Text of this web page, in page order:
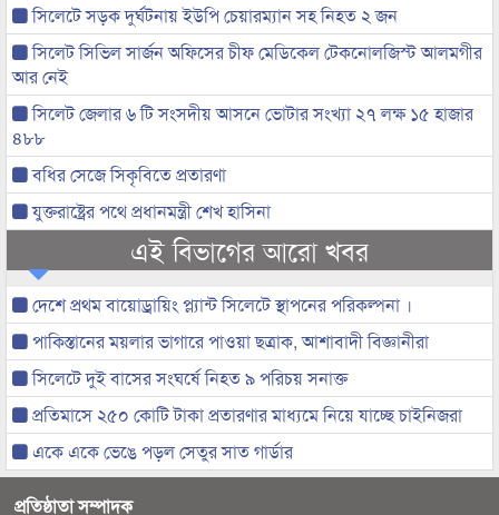
সিলেটে সড়ক দুর্ঘটনায় ইউপি চেয়ারম্যান সহ নিহত ২ জন
সিলেট সিভিল সার্জন অফিসের চীফ মেডিকেল টেকনোলজিস্ট আলমগীর
আর নেই
সিলেট জেলার ৬ টি সংসদীয় আসনে ভোটার সংখ্যা ২৭ লক্ষ ১৫ হাজার
৪৮৮
বধির সেজে সিকৃবিতে প্রতারণা
যুক্তরাষ্ট্রের পথে প্রধানমন্ত্রী শেখ হাসিনা
এই বিভাগের আরো খবর
দেশে প্রথম বায়োড্রায়িং প্ল্যান্ট সিলেটে স্থাপনের পরিকল্পনা ।
পাকিস্তানের ময়লার ভাগারে পাওয়া ছত্রাক, আশাবাদী বিজ্ঞানীরা
সিলেটে দুই বাসের সংঘর্ষে নিহত ৯ পরিচয় সনাক্ত
প্রতিমাসে ২৫০ কোটি টাকা প্রতারণার মাধ্যমে নিয়ে যাচ্ছে চাইনিজরা
একে একে ভেঙে পড়ল সেতুর সাত গার্ডার
প্রতিষ্ঠাতা সম্পাদক